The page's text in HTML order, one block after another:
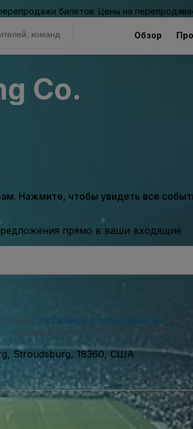
билетов. Цены на
Обзор
Co.
Нажмите, чтобы увидеть все
прямо в ваши входящие
наше Соглашение с пользователем
сообщения и можете отказаться от них
Stroudsburg, 18360, США